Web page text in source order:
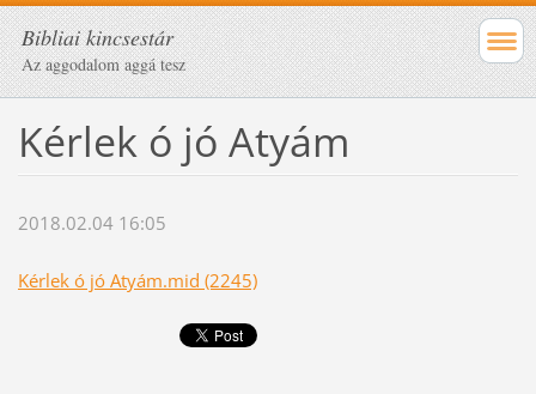
Bibliai kincsestár
Az aggodalom aggá tesz
Kérlek ó jó Atyám
2018.02.04 16:05
Kérlek ó jó Atyám.mid (2245)